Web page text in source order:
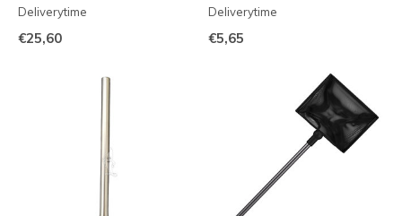
Deliverytime
€25,60
Deliverytime
€5,65